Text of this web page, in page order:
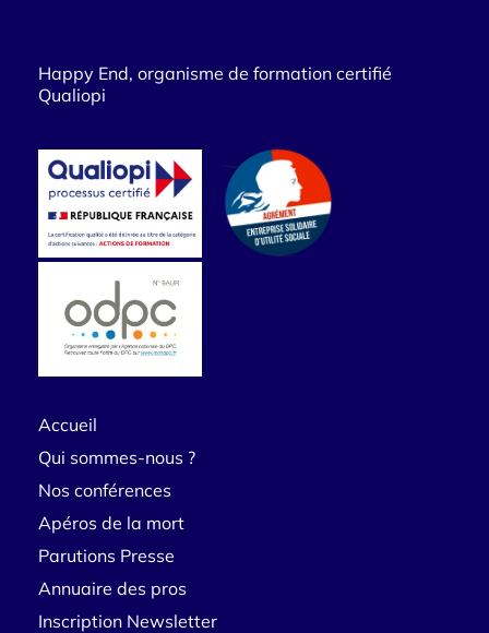
Happy End, organisme de formation certifié
Qualiopi
Accueil
Qui sommes-nous ?
Nos conférences
Apéros de la mort
Parutions Presse
Annuaire des pros
Inscription Newsletter